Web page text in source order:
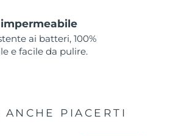
ai batteri, 100%
e facile da pulire.
ANCHE PIACERTI